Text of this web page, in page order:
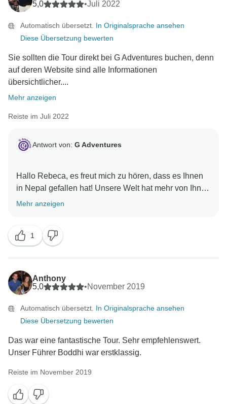
5,0
•Juli 2022
Automatisch übersetzt. In Originalsprache ansehen
Diese Übersetzung bewerten
Sie sollten die Tour direkt bei G Adventures buchen, denn
auf deren Website sind alle Informationen
übersichtlicher....
Mehr anzeigen
Reiste im Juli 2022
Antwort von: G Adventures
Hallo Rebeca, es freut mich zu hören, dass es Ihnen
in Nepal gefallen hat! Unsere Welt hat mehr von Ihnen
Mehr anzeigen
1
Anthony
5,0
•November 2019
Automatisch übersetzt. In Originalsprache ansehen
Diese Übersetzung bewerten
Das war eine fantastische Tour. Sehr empfehlenswert.
Unser Führer Boddhi war erstklassig.
Reiste im November 2019